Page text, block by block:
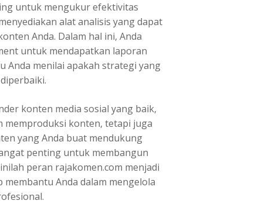
untuk mengukur efektivitas
alat analisis yang dapat
Anda. Dalam hal ini, Anda
untuk mendapatkan laporan
Anda menilai apakah strategi yang
konten media sosial yang baik,
memproduksi konten, tetapi juga
yang Anda buat mendukung
penting untuk membangun
peran rajakomen.com menjadi
Anda dalam mengelola